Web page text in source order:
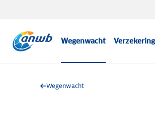
Wegenwacht
Wegenwacht